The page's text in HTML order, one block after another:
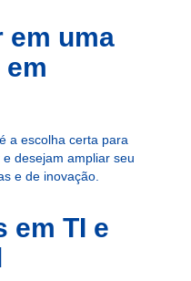
em uma
em
é a escolha certa para
desejam ampliar seu
e de inovação.
em TI e